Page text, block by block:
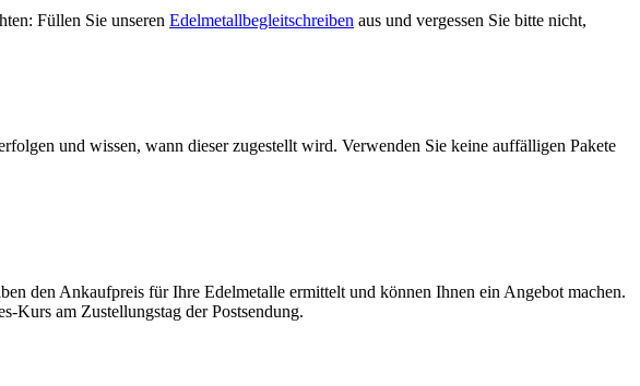
Füllen Sie unseren Edelmetallbegleitschreiben aus und vergessen Sie bitte nicht,
und wissen, wann dieser zugestellt wird. Verwenden Sie keine auffälligen Pakete
den Ankaufpreis für Ihre Edelmetalle ermittelt und können Ihnen ein Angebot machen.
Kurs am Zustellungstag der Postsendung.